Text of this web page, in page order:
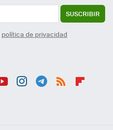
SUSCRIBIR
política de privacidad